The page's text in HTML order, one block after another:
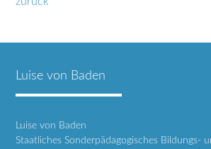
Luise von Baden
Luise von Baden
Staatliches Sonderpädagogisches Bildungs-